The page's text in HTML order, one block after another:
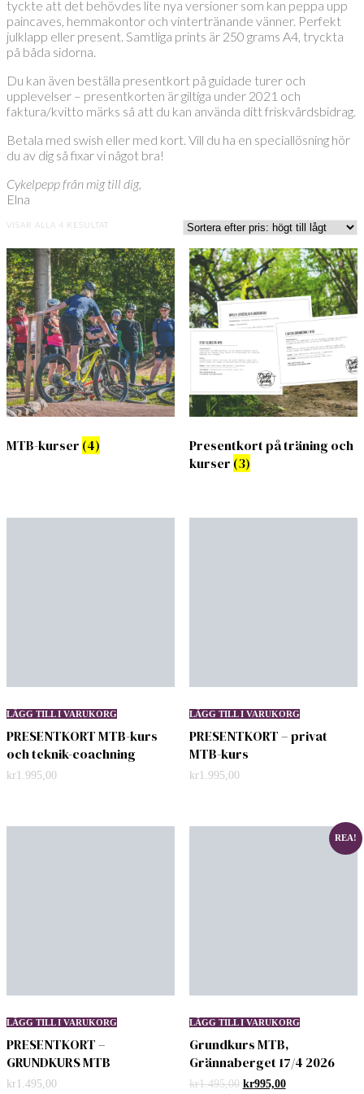
tyckte att det behövdes lite nya versioner som kan peppa upp
paincaves, hemmakontor och vintertränande vänner. Perfekt
julklapp eller present. Samtliga prints är 250 grams A4, tryckta
på båda sidorna.
Du kan även beställa presentkort på guidade turer och
upplevelser – presentkorten är giltiga under 2021 och
faktura/kvitto märks så att du kan använda ditt friskvårdsbidrag.
Betala med swish eller med kort. Vill du ha en speciallösning hör
du av dig så fixar vi något bra!
Cykelpepp från mig till dig,
Elna
VISAR ALLA 4 RESULTAT
HÖGT
TILL
LÅGT
MTB-kurser (4)
Presentkort på träning och
kurser (3)
LÄGG TILL I VARUKORG
PRESENTKORT MTB-kurs
och teknik-coachning
kr1.995,00
LÄGG TILL I VARUKORG
PRESENTKORT – privat
MTB-kurs
kr1.995,00
LÄGG TILL I VARUKORG
PRESENTKORT –
GRUNDKURS MTB
kr1.495,00
REA!
LÄGG TILL I VARUKORG
Grundkurs MTB,
Grännaberget 17/4 2026
kr1.495,00 Det
kr995,00Det